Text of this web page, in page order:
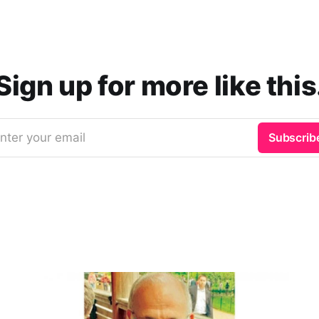
up for more like
your email